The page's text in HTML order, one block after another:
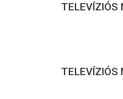
TELEVÍZIÓS
TELEVÍZIÓS